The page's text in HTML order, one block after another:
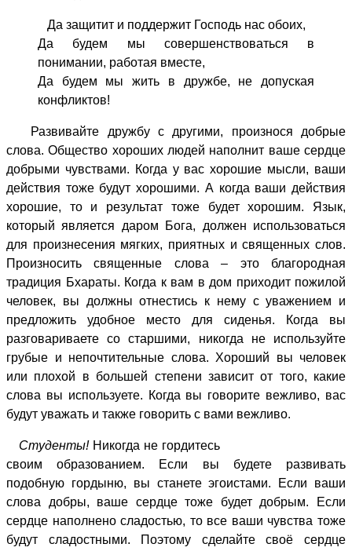
Да защитит и поддержит Господь нас обоих,
Да будем мы совершенствоваться в
понимании, работая вместе,
Да будем мы жить в дружбе, не допуская
конфликтов!
Развивайте дружбу с другими, произнося добрые
слова. Общество хороших людей наполнит ваше сердце
добрыми чувствами. Когда у вас хорошие мысли, ваши
действия тоже будут хорошими. А когда ваши действия
хорошие, то и результат тоже будет хорошим. Язык,
который является даром Бога, должен использоваться
для произнесения мягких, приятных и священных слов.
Произносить священные слова – это благородная
традиция Бхараты. Когда к вам в дом приходит пожилой
человек, вы должны отнестись к нему с уважением и
предложить удобное место для сиденья. Когда вы
разговариваете со старшими, никогда не используйте
грубые и непочтительные слова. Хороший вы человек
или плохой в большей степени зависит от того, какие
слова вы используете. Когда вы говорите вежливо, вас
будут уважать и также говорить с вами вежливо.
Студенты!Никогда не гордитесь
своим образованием. Если вы будете развивать
подобную гордыню, вы станете эгоистами. Если ваши
слова добры, ваше сердце тоже будет добрым. Если
сердце наполнено сладостью, то все ваши чувства тоже
будут сладостными. Поэтому сделайте своё сердце